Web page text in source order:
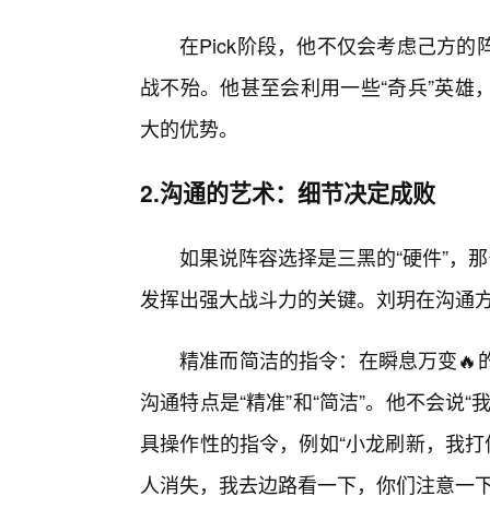
在Pick阶段，他不仅会考虑己方的
战不殆。他甚至会利用一些“奇兵”英
大的优势。
2.沟通的艺术：细节决定成败
如果说阵容选择是三黑的“硬件”，
发挥出强大战斗力的关键。刘玥在沟通
精准而简洁的指令：在瞬息万变🔥
沟通特点是“精准”和“简洁”。他不会说
具操作性的指令，例如“小龙刷新，我
人消失，我去边路看一下，你们注意一